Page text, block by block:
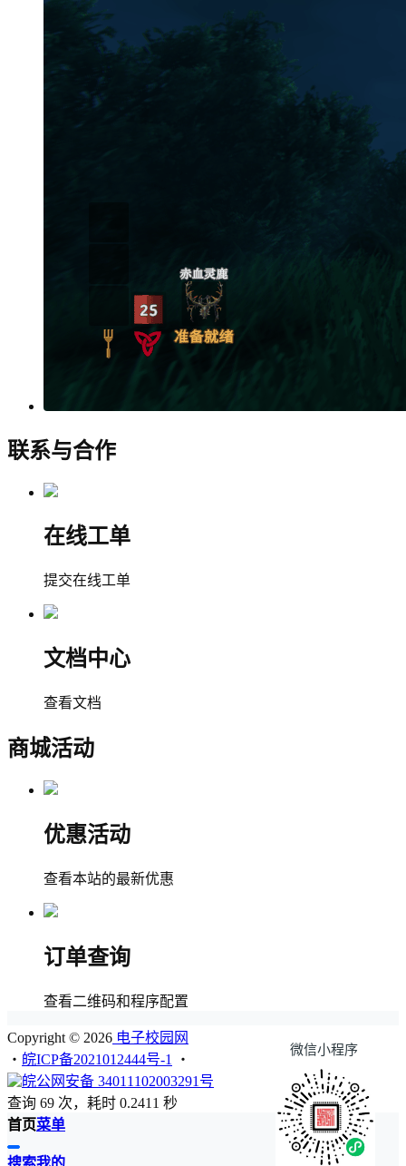
联系与合作
在线工单
提交在线工单
文档中心
查看文档
商城活动
优惠活动
查看本站的最新优惠
订单查询
查看二维码和程序配置
微信小程序
Copyright © 2026 电子校园网
・ 皖ICP备2021012444号-1
・
皖公网安备 34011102003291号
查询 69 次，耗时 0.2411 秒
首页菜单
搜索我的